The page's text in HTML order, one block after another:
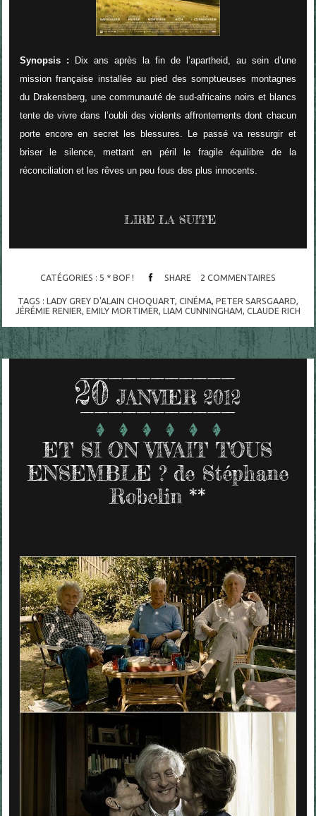
Synopsis : Dix ans après la fin de l’apartheid, au sein d’une
mission française installée au pied des somptueuses montagnes
du Drakensberg, une communauté de sud-africains noirs et blancs
tente de vivre dans l’oubli des violents affrontements dont chacun
porte encore en secret les blessures. Le passé va ressurgir et
briser le silence, mettant en péril le fragile équilibre de la
réconciliation et les rêves un peu fous des plus innocents.
LIRE LA SUITE
CATÉGORIES : 5 * BOF ! SHARE 2 COMMENTAIRES
TAGS : LADY GREY D'ALAIN CHOQUART, CINÉMA, PETER SARSGAARD,
JÉRÉMIE RENIER, EMILY MORTIMER, LIAM CUNNINGHAM, CLAUDE RICH
20 JANVIER 2012
ET SI ON VIVAIT TOUS
ENSEMBLE ? de Stéphane
Robelin **